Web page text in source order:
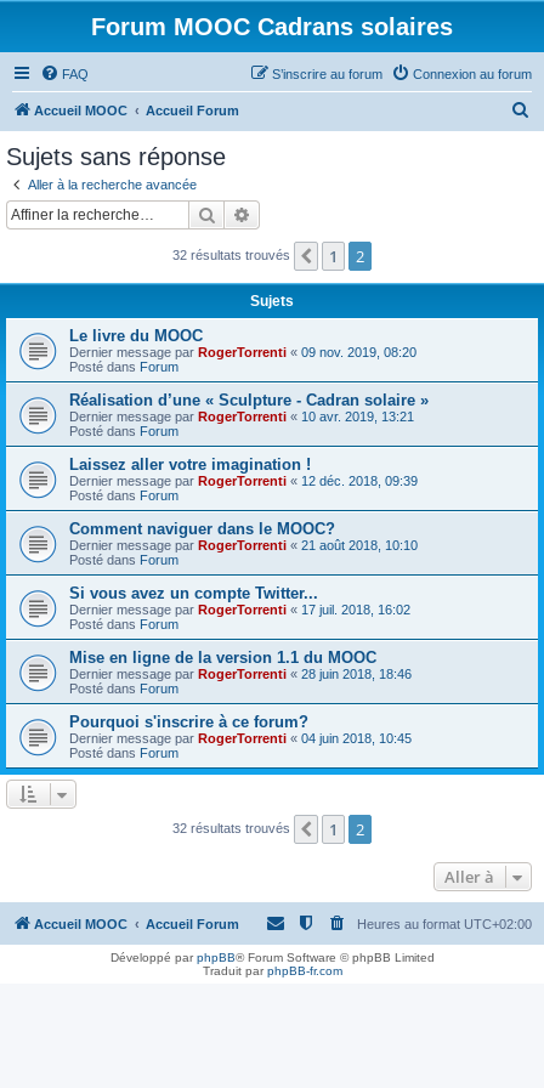
Forum MOOC Cadrans solaires
FAQ Connexion au forum
S’inscrire au forum
Accueil MOOC Accueil Forum
c
Sujets sans réponse
Aller à la recherche avancée
Rechercher
32 résultats trouvés Précédente
1 2
Sujets
Le livre du MOOC
Dernier message par RogerTorrenti « 09 nov. 2019, 08:20
Posté dans Forum
Réalisation d’une « Sculpture - Cadran solaire »
Dernier message par RogerTorrenti « 10 avr. 2019, 13:21
Posté dans Forum
Laissez aller votre imagination !
Dernier message par RogerTorrenti « 12 déc. 2018, 09:39
Posté dans Forum
Comment naviguer dans le MOOC?
Dernier message par RogerTorrenti « 21 août 2018, 10:10
Posté dans Forum
Si vous avez un compte Twitter...
Dernier message par RogerTorrenti « 17 juil. 2018, 16:02
Posté dans Forum
Mise en ligne de la version 1.1 du MOOC
Dernier message par RogerTorrenti « 28 juin 2018, 18:46
Posté dans Forum
Pourquoi s'inscrire à ce forum?
Dernier message par RogerTorrenti « 04 juin 2018, 10:45
Posté dans Forum
32 résultats trouvés Précédente
1 2
Aller à
Accueil MOOC Accueil Forum Heures au format UTC+02:00
Développé parphpBB® Forum Software © phpBB Limited
Traduit parphpBB-fr.com